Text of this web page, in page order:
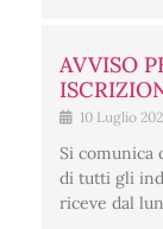
AVVISO
10 Luglio
Si comunica
di tutti gli
riceve dal